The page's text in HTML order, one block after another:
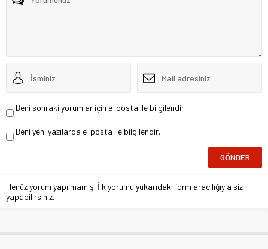
Beni sonraki yorumlar için e-posta ile bilgilendir.
Beni yeni yazılarda e-posta ile bilgilendir.
Henüz yorum yapılmamış. İlk yorumu yukarıdaki form aracılığıyla siz
yapabilirsiniz.